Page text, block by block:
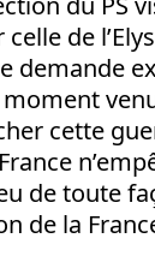
de
demande
moment
cette
de toute
de la